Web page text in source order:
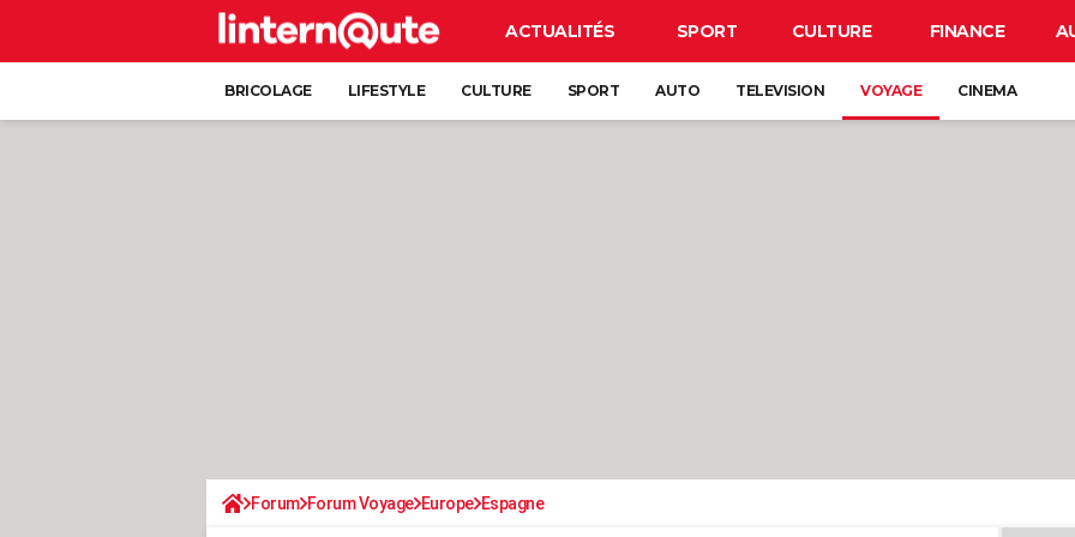
ACTUALITÉS SPORT CULTURE FINANCE
BRICOLAGE LIFESTYLE CULTURE SPORT AUTO TELEVISION VOYAGE CINEMA
Forum Forum Voyage Europe Espagne